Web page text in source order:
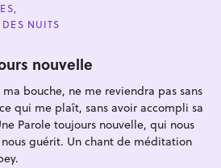
NUITS
nouvelle
bouche, ne me reviendra pas sans
qui me plaît, sans avoir accompli sa
Parole toujours nouvelle, qui nous
guérit. Un chant de méditation